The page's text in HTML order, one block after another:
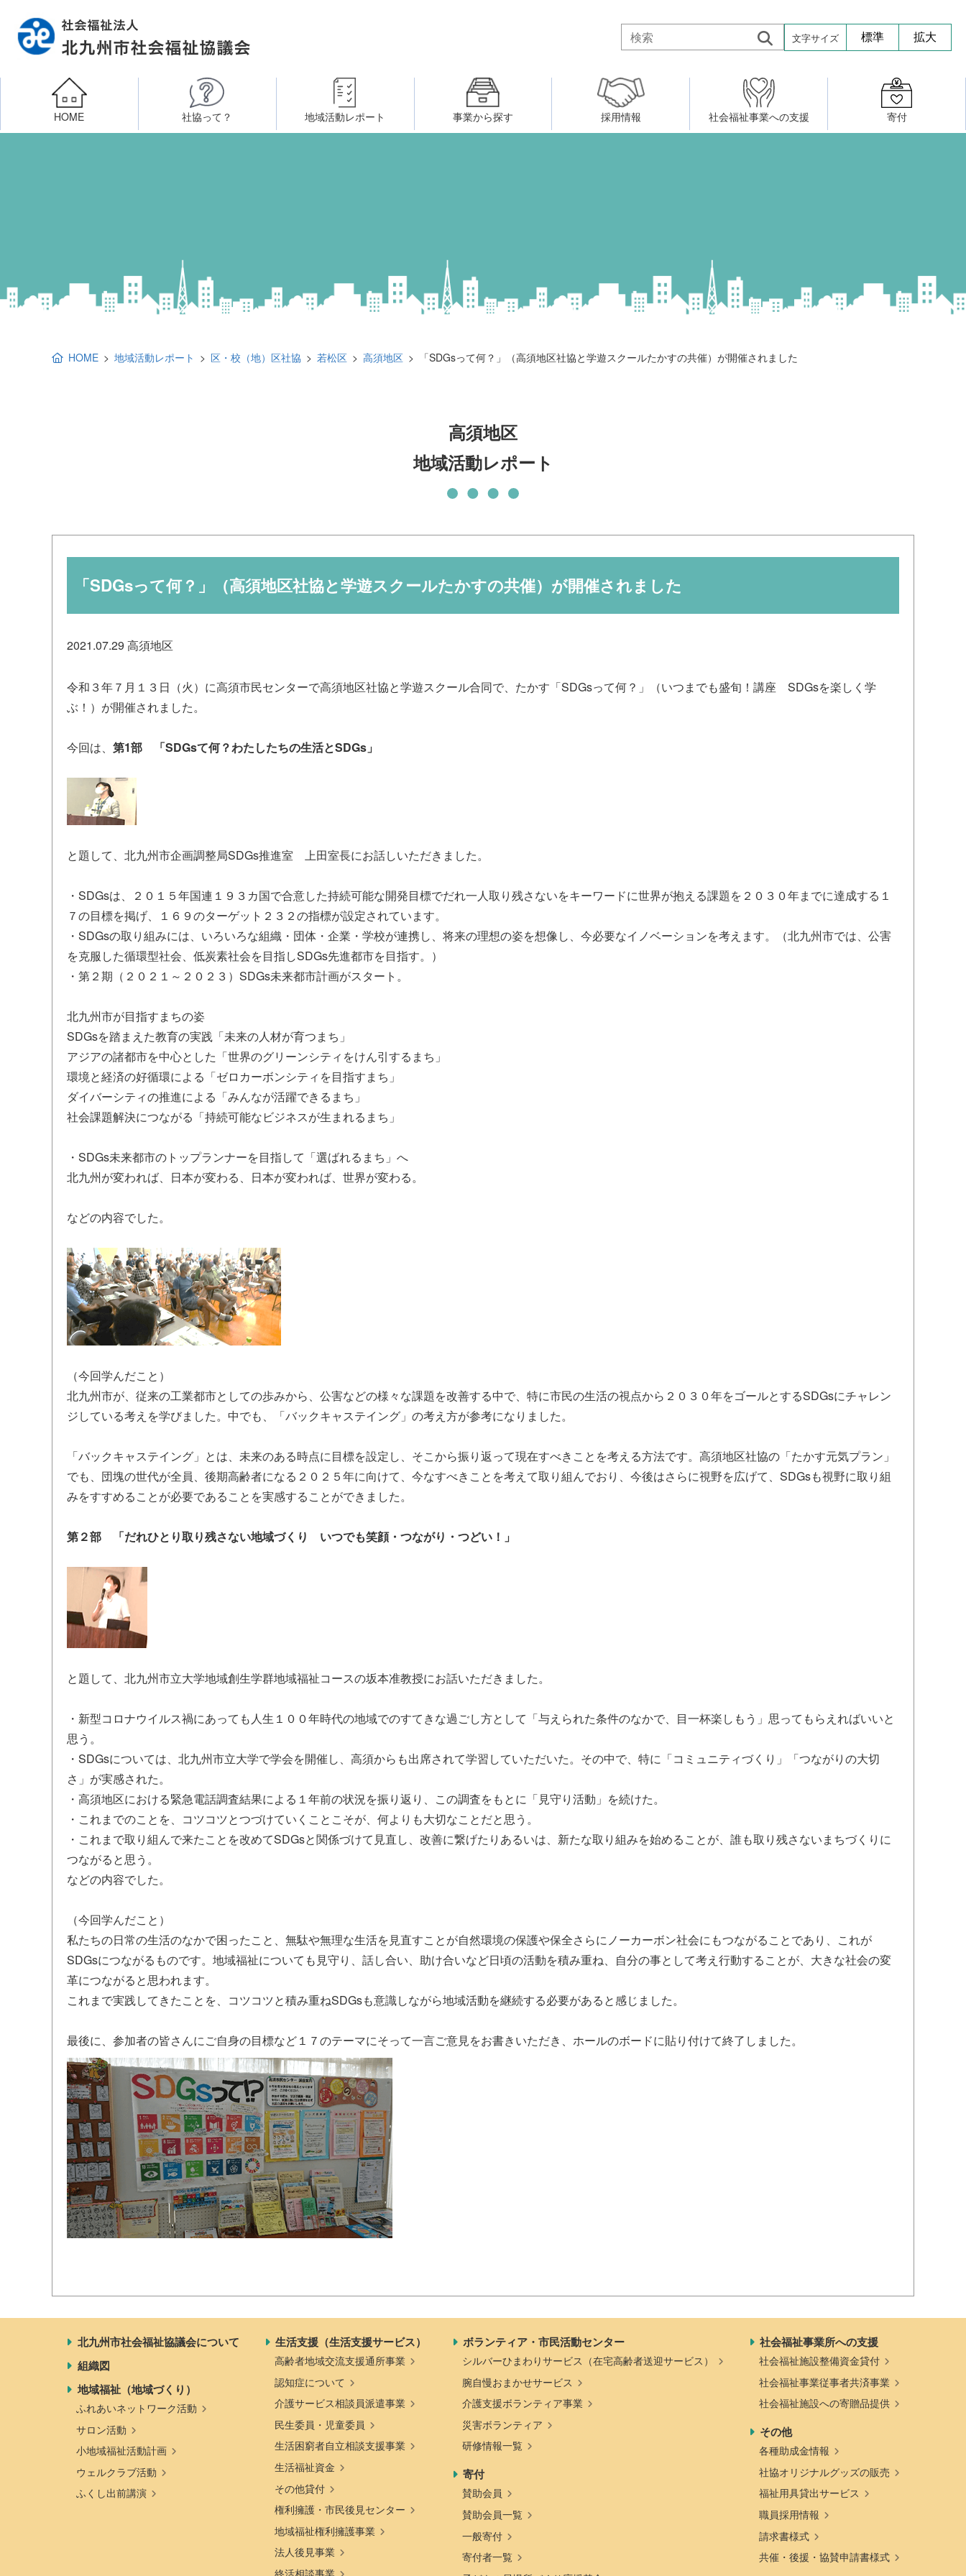
文字サイズ 標準 拡大
HOME 社協って？
八幡東区事務所 八幡西区事務所 戸畑区事務所 プチボザウルス
地域活動レポート
その他
事業から探す
知りたい・学びたい
地域福祉活動計画 研修事業 発刊物
寄付したい
賛助会員になる 一般寄付
採用情報 社会福祉事業への支援 寄付
HOME 地域活動レポート 区・校（地）区社協 若松区 高須地区 「SDGsって何？」（高須地区社協と学遊スクールたかすの共催）が開催されました
高須地区
地域活動レポート
「SDGsって何？」（高須地区社協と学遊スクールたかすの共催）が開催されました
2021.07.29 高須地区
令和３年７月１３日（火）に高須市民センターで高須地区社協と学遊スクール合同で、たかす「SDGsって何？」（いつまでも盛旬！講座 SDGsを楽しく学
ぶ！）が開催されました。
今回は、 第1部 「SDGsて何？わたしたちの生活とSDGs」
と題して、北九州市企画調整局SDGs推進室 上田室長にお話しいただきました。
・SDGsは、２０１５年国連１９３カ国で合意した持続可能な開発目標でだれ一人取り残さないをキーワードに世界が抱える課題を２０３０年までに達成する１
７の目標を掲げ、１６９のターゲット２３２の指標が設定されています。
・SDGsの取り組みには、いろいろな組織・団体・企業・学校が連携し、将来の理想の姿を想像し、今必要なイノベーションを考えます。（北九州市では、公害
を克服した循環型社会、低炭素社会を目指しSDGs先進都市を目指す。）
・第２期（２０２１～２０２３）SDGs未来都市計画がスタート。
北九州市が目指すまちの姿
SDGsを踏まえた教育の実践「未来の人材が育つまち」
アジアの諸都市を中心とした「世界のグリーンシティをけん引するまち」
環境と経済の好循環による「ゼロカーボンシティを目指すまち」
ダイバーシティの推進による「みんなが活躍できるまち」
社会課題解決につながる「持続可能なビジネスが生まれるまち」
・SDGs未来都市のトップランナーを目指して「選ばれるまち」へ
北九州が変われば、日本が変わる、日本が変われば、世界が変わる。
などの内容でした。
（今回学んだこと）
北九州市が、従来の工業都市としての歩みから、公害などの様々な課題を改善する中で、特に市民の生活の視点から２０３０年をゴールとするSDGsにチャレン
ジしている考えを学びました。中でも、「バックキャステイング」の考え方が参考になりました。
「バックキャステイング」とは、未来のある時点に目標を設定し、そこから振り返って現在すべきことを考える方法です。高須地区社協の「たかす元気プラン」
でも、団塊の世代が全員、後期高齢者になる２０２５年に向けて、今なすべきことを考えて取り組んでおり、今後はさらに視野を広げて、SDGsも視野に取り組
みをすすめることが必要であることを実感することができました。
第２部 「だれひとり取り残さない地域づくり いつでも笑顔・つながり・つどい！」
と題して、北九州市立大学地域創生学群地域福祉コースの坂本准教授にお話いただきました。
・新型コロナウイルス禍にあっても人生１００年時代の地域でのすてきな過ごし方として「与えられた条件のなかで、目一杯楽しもう」思ってもらえればいいと
思う。
・SDGsについては、北九州市立大学で学会を開催し、高須からも出席されて学習していただいた。その中で、特に「コミュニティづくり」「つながりの大切
さ」が実感された。
・高須地区における緊急電話調査結果による１年前の状況を振り返り、この調査をもとに「見守り活動」を続けた。
・これまでのことを、コツコツとつづけていくことこそが、何よりも大切なことだと思う。
・これまで取り組んで来たことを改めてSDGsと関係づけて見直し、改善に繋げたりあるいは、新たな取り組みを始めることが、誰も取り残さないまちづくりに
つながると思う。
などの内容でした。
（今回学んだこと）
私たちの日常の生活のなかで困ったこと、無駄や無理な生活を見直すことが自然環境の保護や保全さらにノーカーボン社会にもつながることであり、これが
SDGsにつながるものです。地域福祉についても見守り、話し合い、助け合いなど日頃の活動を積み重ね、自分の事として考え行動することが、大きな社会の変
革につながると思われます。
これまで実践してきたことを、コツコツと積み重ねSDGsも意識しながら地域活動を継続する必要があると感じました。
最後に、参加者の皆さんにご自身の目標など１７のテーマにそって一言ご意見をお書きいただき、ホールのボードに貼り付けて終了しました。
北九州市社会福祉協議会について
組織図
地域福祉（地域づくり）
ふれあいネットワーク活動
サロン活動
小地域福祉活動計画
ウェルクラブ活動
ふくし出前講演
生活支援（生活支援サービス）
高齢者地域交流支援通所事業
認知症について
介護サービス相談員派遣事業
民生委員・児童委員
生活困窮者自立相談支援事業
生活福祉資金
その他貸付
権利擁護・市民後見センター
地域福祉権利擁護事業
法人後見事業
終活相談事業
ボランティア・市民活動センター
シルバーひまわりサービス（在宅高齢者送迎サービス）
腕自慢おまかせサービス
介護支援ボランティア事業
災害ボランティア
研修情報一覧
寄付
賛助会員
賛助会員一覧
一般寄付
寄付者一覧
社会福祉事業所への支援
社会福祉施設整備資金貸付
社会福祉事業従事者共済事業
社会福祉施設への寄贈品提供
その他
各種助成金情報
社協オリジナルグッズの販売
福祉用具貸出サービス
職員採用情報
請求書様式
共催・後援・協賛申請書様式